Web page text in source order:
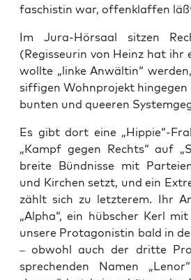
fa­schis­tin war, offenk­laf­fen
Im Jura-Hör­saal sit­zen
(Regis­seu­rin von Heinz hat ihr
woll­te „lin­ke Anwäl­tin“
siffi­gen Wohn­pro­jekt
bun­ten und quee­ren
Es gibt dort eine „Hippie“-
„Kampf gegen Rechts“ auf
brei­te Bünd­nis­se mit
und Kir­chen setzt, und ein
zählt sich zu letz­te­rem. Ihr
„Alpha“, ein hüb­scher Kerl
unse­re Prot­ago­nis­tin bald in
– obwohl auch der drit­te
spre­chen­den Namen